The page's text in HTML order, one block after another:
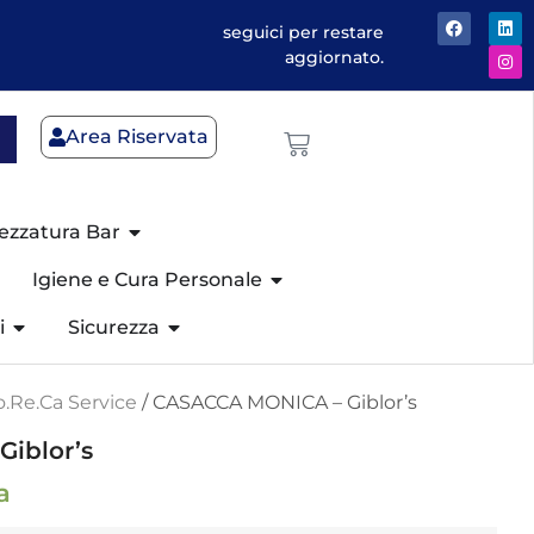
seguici per restare
aggiornato.
Area Riservata
Bar
Igiene e Cura Personale
Sicurezza
Service / CASACCA MONICA – Giblor’s